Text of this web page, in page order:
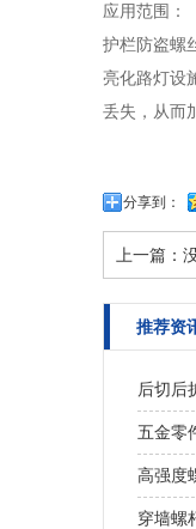
应用范围：
护栏防盗螺
亮化路灯设
丢失，从而
分享到：
上一篇：
推荐资
后切后
五金零
高强度
穿墙螺